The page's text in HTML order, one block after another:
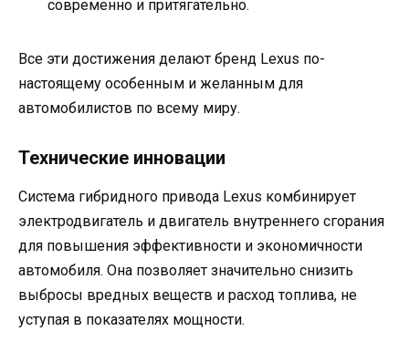
современно и притягательно.
Все эти достижения делают бренд Lexus по-
настоящему особенным и желанным для
автомобилистов по всему миру.
Технические инновации
Система гибридного привода Lexus комбинирует
электродвигатель и двигатель внутреннего сгорания
для повышения эффективности и экономичности
автомобиля. Она позволяет значительно снизить
выбросы вредных веществ и расход топлива, не
уступая в показателях мощности.